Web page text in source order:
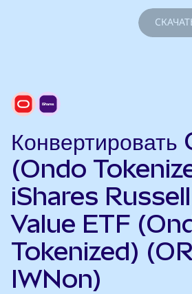
(Ondo
iShares
Value ETF
Tokenized)
IWNon)